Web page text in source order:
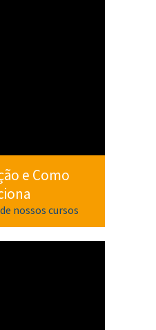
e Como
nossos cursos